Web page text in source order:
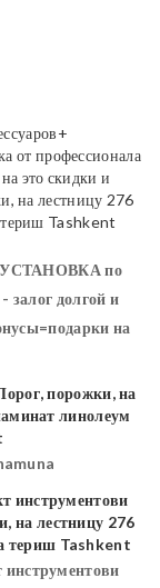
УСТАНОВКАпо
залог долгой и
на